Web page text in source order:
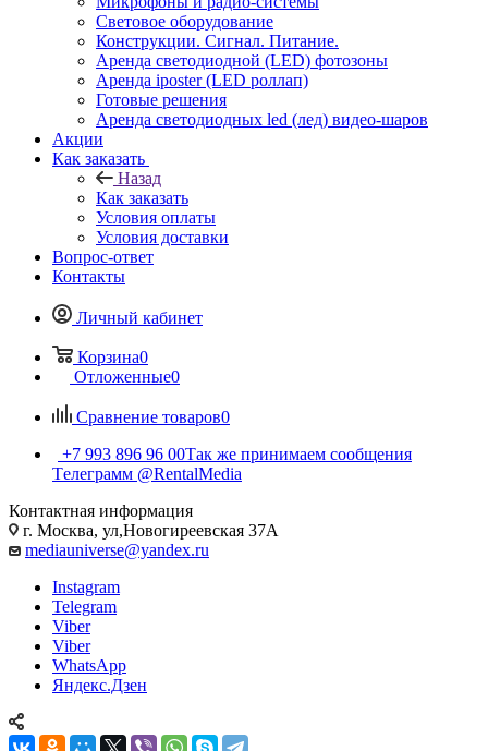
Световое оборудование
Конструкции. Сигнал. Питание.
Аренда светодиодной (LED) фотозоны
Аренда iposter (LED роллап)
Готовые решения
Аренда светодиодных led (лед) видео-шаров
Акции
Как заказать
Назад
Как заказать
Условия оплаты
Условия доставки
Вопрос-ответ
Контакты
Личный кабинет
Корзина0
Отложенные0
Сравнение товаров0
+7 993 896 96 00Так же принимаем сообщения
Tелеграмм @RentalMedia
Контактная информация
г. Москва, ул,Новогиреевская 37А
mediauniverse@yandex.ru
Instagram
Telegram
Viber
Viber
WhatsApp
Яндекс.Дзен